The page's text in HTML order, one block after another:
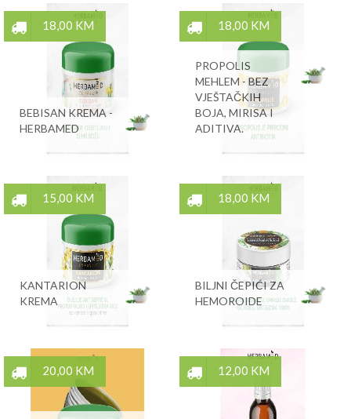
18,00 KM
BEBISAN KREMA -
HERBAMED
18,00 KM
PROPOLIS
MEHLEM - BEZ
VJEŠTAČKIH
BOJA, MIRISA I
ADITIVA.
15,00 KM
KANTARION
KREMA
18,00 KM
BILJNI ČEPIĆI ZA
HEMOROIDE
20,00 KM 12,00 KM